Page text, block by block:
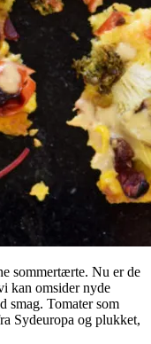
sommertærte. Nu er de
kan omsider nyde
smag. Tomater som
Sydeuropa og plukket,